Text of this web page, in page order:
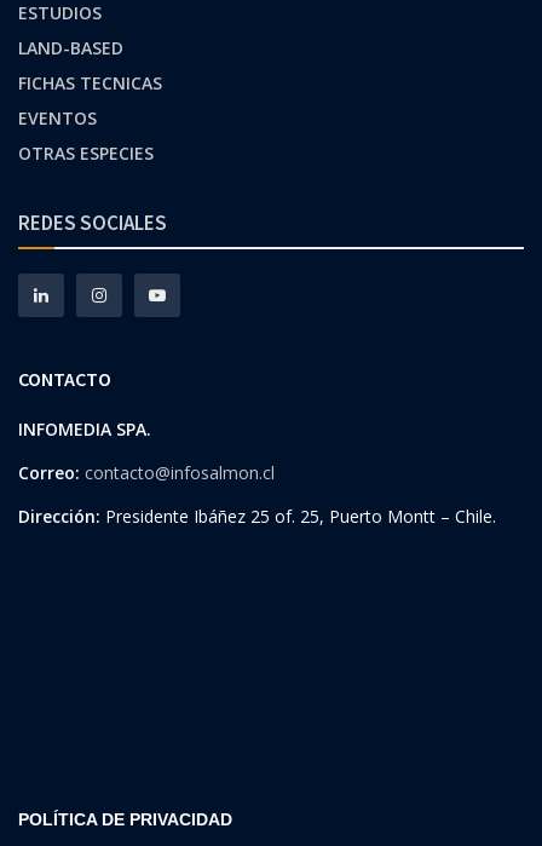
ESTUDIOS
LAND-BASED
FICHAS TECNICAS
EVENTOS
OTRAS ESPECIES
REDES SOCIALES
CONTACTO
INFOMEDIA SPA.
Correo: contacto@infosalmon.cl
Dirección: Presidente Ibáñez 25 of. 25, Puerto Montt – Chile.
POLÍTICA DE PRIVACIDAD